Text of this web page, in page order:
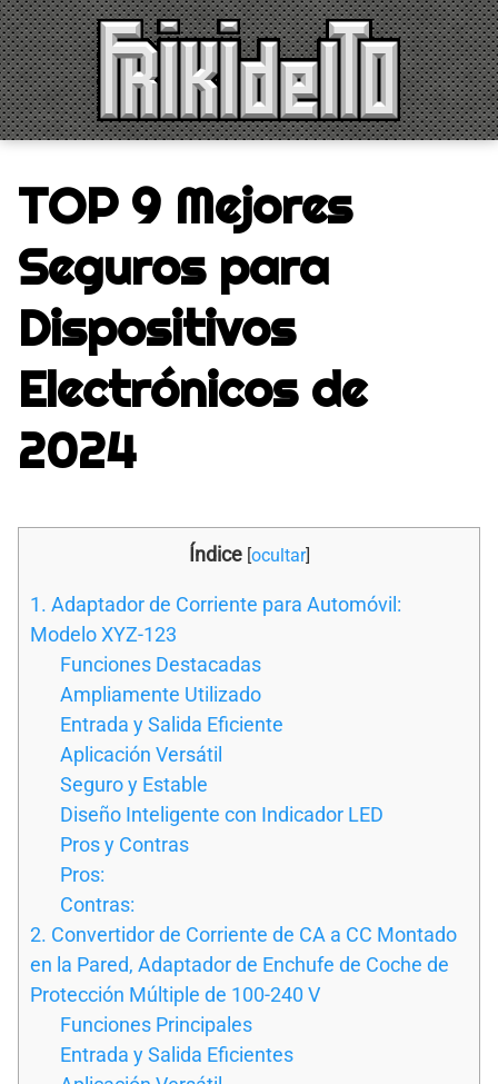
Saltar
al
contenido
TOP 9 Mejores
Seguros para
Dispositivos
Electrónicos de
2024
Índice [ocultar]
1. Adaptador de Corriente para Automóvil:
Modelo XYZ-123
Funciones Destacadas
Ampliamente Utilizado
Entrada y Salida Eficiente
Aplicación Versátil
Seguro y Estable
Diseño Inteligente con Indicador LED
Pros y Contras
Pros:
Contras:
2. Convertidor de Corriente de CA a CC Montado
en la Pared, Adaptador de Enchufe de Coche de
Protección Múltiple de 100-240 V
Funciones Principales
Entrada y Salida Eficientes